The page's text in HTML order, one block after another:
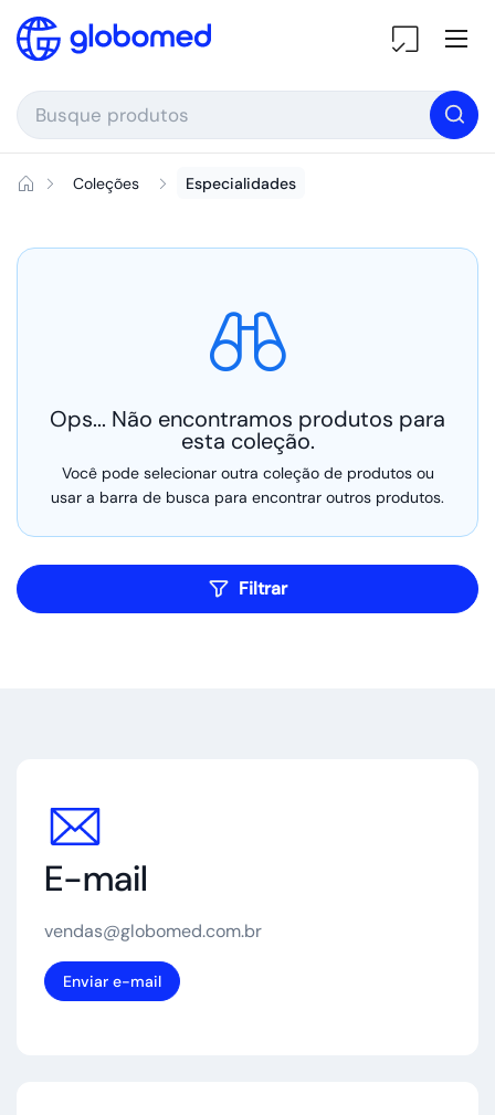
Ir para o conteúdo
Coleções Especialidades
Ops... Não encontramos produtos para
esta coleção.
Você pode selecionar outra coleção de produtos ou
usar a barra de busca para encontrar outros produtos.
Filtrar
E-mail
vendas@globomed.com.br
Enviar e-mail